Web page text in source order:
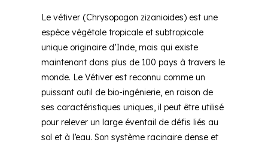
Le vétiver (Chrysopogon zizanioides) est une
espèce végétale tropicale et subtropicale
unique originaire d’Inde, mais qui existe
maintenant dans plus de 100 pays à travers le
monde. Le Vétiver est reconnu comme un
puissant outil de bio-ingénierie, en raison de
ses caractéristiques uniques, il peut être utilisé
pour relever un large éventail de défis liés au
sol et à l’eau. Son système racinaire dense et